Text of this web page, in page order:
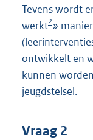
Tevens wordt
werkt2»
ontwikkelt en
kunnen
jeugdstelsel.
Vraag 2